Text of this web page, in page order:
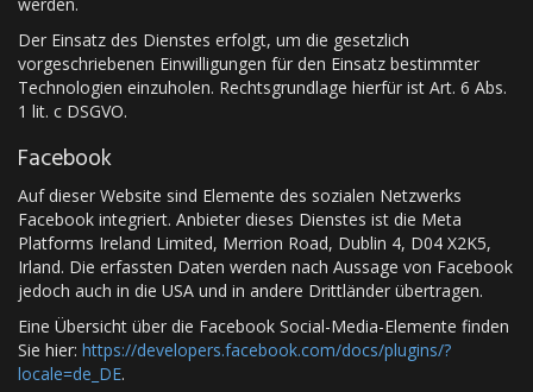
Der Einsatz des Dienstes erfolgt, um die gesetzlich
vorgeschriebenen Einwilligungen für den Einsatz bestimmter
Technologien einzuholen. Rechtsgrundlage hierfür ist Art. 6 Abs.
1 lit. c DSGVO.
Facebook
Auf dieser Website sind Elemente des sozialen Netzwerks
Facebook integriert. Anbieter dieses Dienstes ist die Meta
Platforms Ireland Limited, Merrion Road, Dublin 4, D04 X2K5,
Irland. Die erfassten Daten werden nach Aussage von Facebook
jedoch auch in die USA und in andere Drittländer übertragen.
Eine Übersicht über die Facebook Social-Media-Elemente finden
Sie hier: https://developers.facebook.com/docs/plugins/?
locale=de_DE.